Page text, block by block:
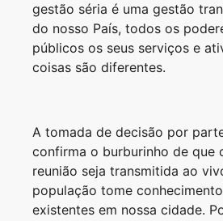
gestão séria é uma gestão
do nosso País, todos os
públicos os seus serviços e
coisas são diferentes.
A tomada de decisão por
confirma o burburinho de que
reunião seja transmitida ao
população tome
existentes em nossa cidade.